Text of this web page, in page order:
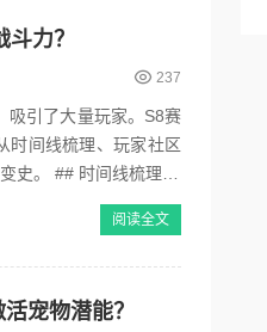
力？
237
时间线梳理、玩家社区
史。 ## 时间线梳理 1.
阅读全文
宠物潜能？